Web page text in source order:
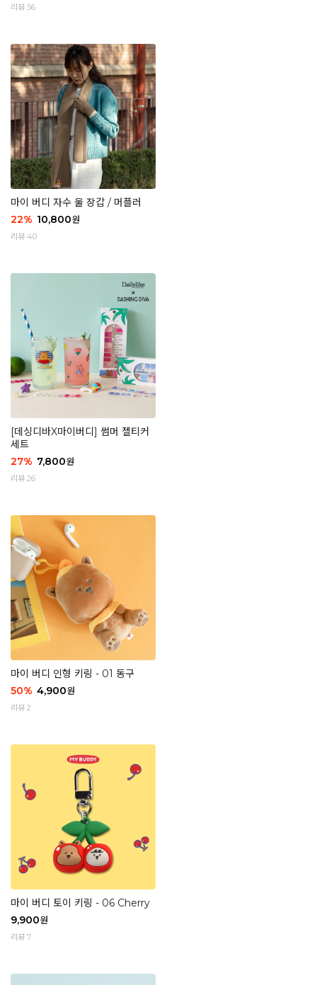
리뷰 56
마이 버디 자수 울 장갑 / 머플러
22% 10,800원
리뷰 40
[데싱디바X마이버디] 썸머 젤티커
세트
27% 7,800원
리뷰 26
마이 버디 인형 키링 - 01 동구
50% 4,900원
리뷰 2
마이 버디 토이 키링 - 06 Cherry
9,900원
리뷰 7